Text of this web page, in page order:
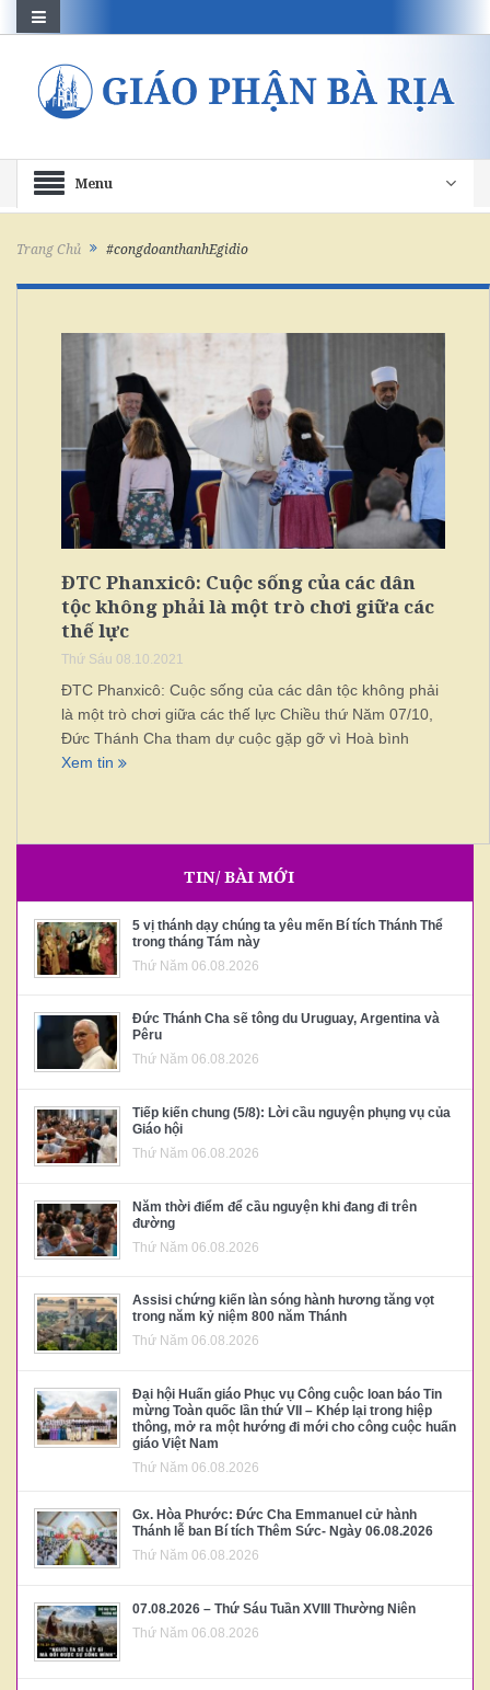
Menu
Trang Chủ #congdoanthanhEgidio
ĐTC Phanxicô: Cuộc sống của các dân
tộc không phải là một trò chơi giữa các
thế lực
Thứ Sáu 08.10.2021
ĐTC Phanxicô: Cuộc sống của các dân tộc không phải
là một trò chơi giữa các thế lực Chiều thứ Năm 07/10,
Đức Thánh Cha tham dự cuộc gặp gỡ vì Hoà bình
Xem tin
TIN/ BÀI MỚI
5 vị thánh dạy chúng ta yêu mến Bí tích Thánh Thể
trong tháng Tám này
Thứ Năm 06.08.2026
Đức Thánh Cha sẽ tông du Uruguay, Argentina và
Pêru
Thứ Năm 06.08.2026
Tiếp kiến chung (5/8): Lời cầu nguyện phụng vụ của
Giáo hội
Thứ Năm 06.08.2026
Năm thời điểm để cầu nguyện khi đang đi trên
đường
Thứ Năm 06.08.2026
Assisi chứng kiến làn sóng hành hương tăng vọt
trong năm kỷ niệm 800 năm Thánh
Thứ Năm 06.08.2026
Đại hội Huấn giáo Phục vụ Công cuộc loan báo Tin
mừng Toàn quốc lần thứ VII – Khép lại trong hiệp
thông, mở ra một hướng đi mới cho công cuộc huấn
giáo Việt Nam
Thứ Năm 06.08.2026
Gx. Hòa Phước: Đức Cha Emmanuel cử hành
Thánh lễ ban Bí tích Thêm Sức- Ngày 06.08.2026
Thứ Năm 06.08.2026
07.08.2026 – Thứ Sáu Tuần XVIII Thường Niên
Thứ Năm 06.08.2026